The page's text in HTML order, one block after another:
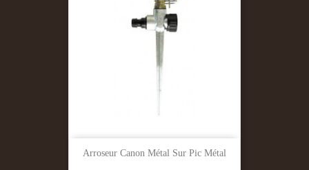
Arroseur Canon Métal Sur Pic Métal